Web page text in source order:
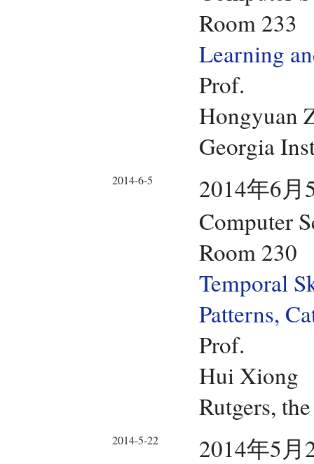
Room 233
Learning
Prof.
Hongyuan
Georgia
2014-6-5
2014年6
Computer
Room 230
Temporal
Patterns,
Prof.
Hui Xiong
Rutgers,
2014-5-22
2014年5月